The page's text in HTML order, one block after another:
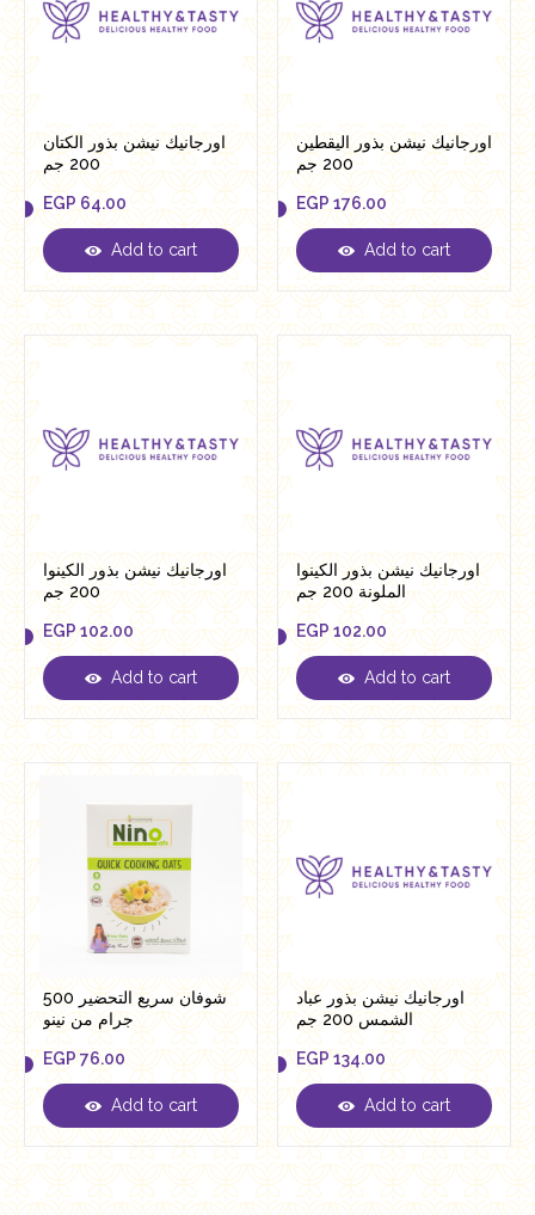
اورجانيك نيشن بذور الكتان
200 جم
EGP 64.00
EGP 64.00
Add to cart
اورجانيك نيشن بذور اليقطين
200 جم
EGP 176.00
EGP 176.00
Add to cart
اورجانيك نيشن بذور الكينوا
200 جم
EGP 102.00
EGP 102.00
Add to cart
اورجانيك نيشن بذور الكينوا
الملونة 200 جم
EGP 102.00
EGP 102.00
Add to cart
شوفان سريع التحضير 500
جرام من نينو
EGP 76.00
EGP76.00
Add to cart
اورجانيك نيشن بذور عباد
الشمس 200 جم
EGP 134.00
EGP 134.00
Add to cart